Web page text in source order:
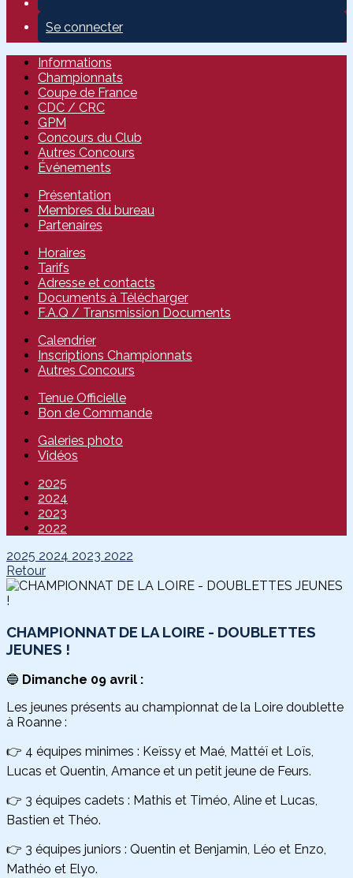
Se connecter
Informations
Championnats
Coupe de France
CDC / CRC
GPM
Concours du Club
Autres Concours
Événements
Présentation
Membres du bureau
Partenaires
Horaires
Tarifs
Adresse et contacts
Documents à Télécharger
F.A.Q / Transmission Documents
Calendrier
Inscriptions Championnats
Autres Concours
Tenue Officielle
Bon de Commande
Galeries photo
Vidéos
2025
2024
2023
2022
2025 2024 2023 2022
Retour
CHAMPIONNAT DE LA LOIRE - DOUBLETTES
JEUNES !
🔵 Dimanche 09 avril :
Les jeunes présents au championnat de la Loire doublette
à Roanne :
👉 4 équipes minimes : Keïssy et Maé, Mattéï et Loïs,
Lucas et Quentin, Amance et un petit jeune de Feurs.
👉 3 équipes cadets : Mathis et Timéo, Aline et Lucas,
Bastien et Théo.
👉 3 équipes juniors : Quentin et Benjamin, Léo et Enzo,
Mathéo et Elyo.